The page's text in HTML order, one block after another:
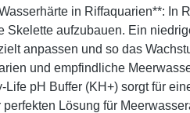
in Riffaquarien**: In
Skelette aufzubauen. Ein
anpassen und so das
und empfindliche
Life pH Buffer (KH+) sorgt für
perfekten Lösung für